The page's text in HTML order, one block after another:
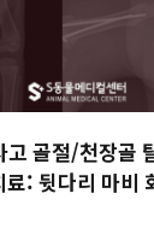
고 골절/천장골
료: 뒷다리 마비